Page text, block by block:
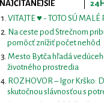
NAJČÍTANEJŠIE 24H
VITAJTE ♥ - TOTO SÚ
Na ceste pod Strečnom
pomôcť znížiť počet nehôd
Mesto Bytča hľadá
životného prostredia
ROZHOVOR – Igor Krško:
skutočnou slávnosťou s